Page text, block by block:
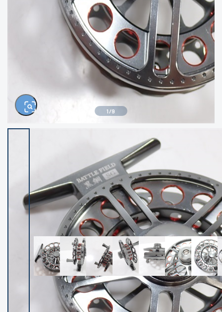
イシグロ半田店
イシグロ岡崎大樹寺店
イシグロ岡崎若松店
イシグロ焼津店
イシグロ掛川店
イシグロ沼津店
イシグロ富士店
イシグロ磐田店
イシグロ御殿場店
イシグロ伊東店
(102430)
SA (2957)
A(17324)
B+(12303)
ランク表記はございません。 状態は写真にて
ご確認ください。
1 /9